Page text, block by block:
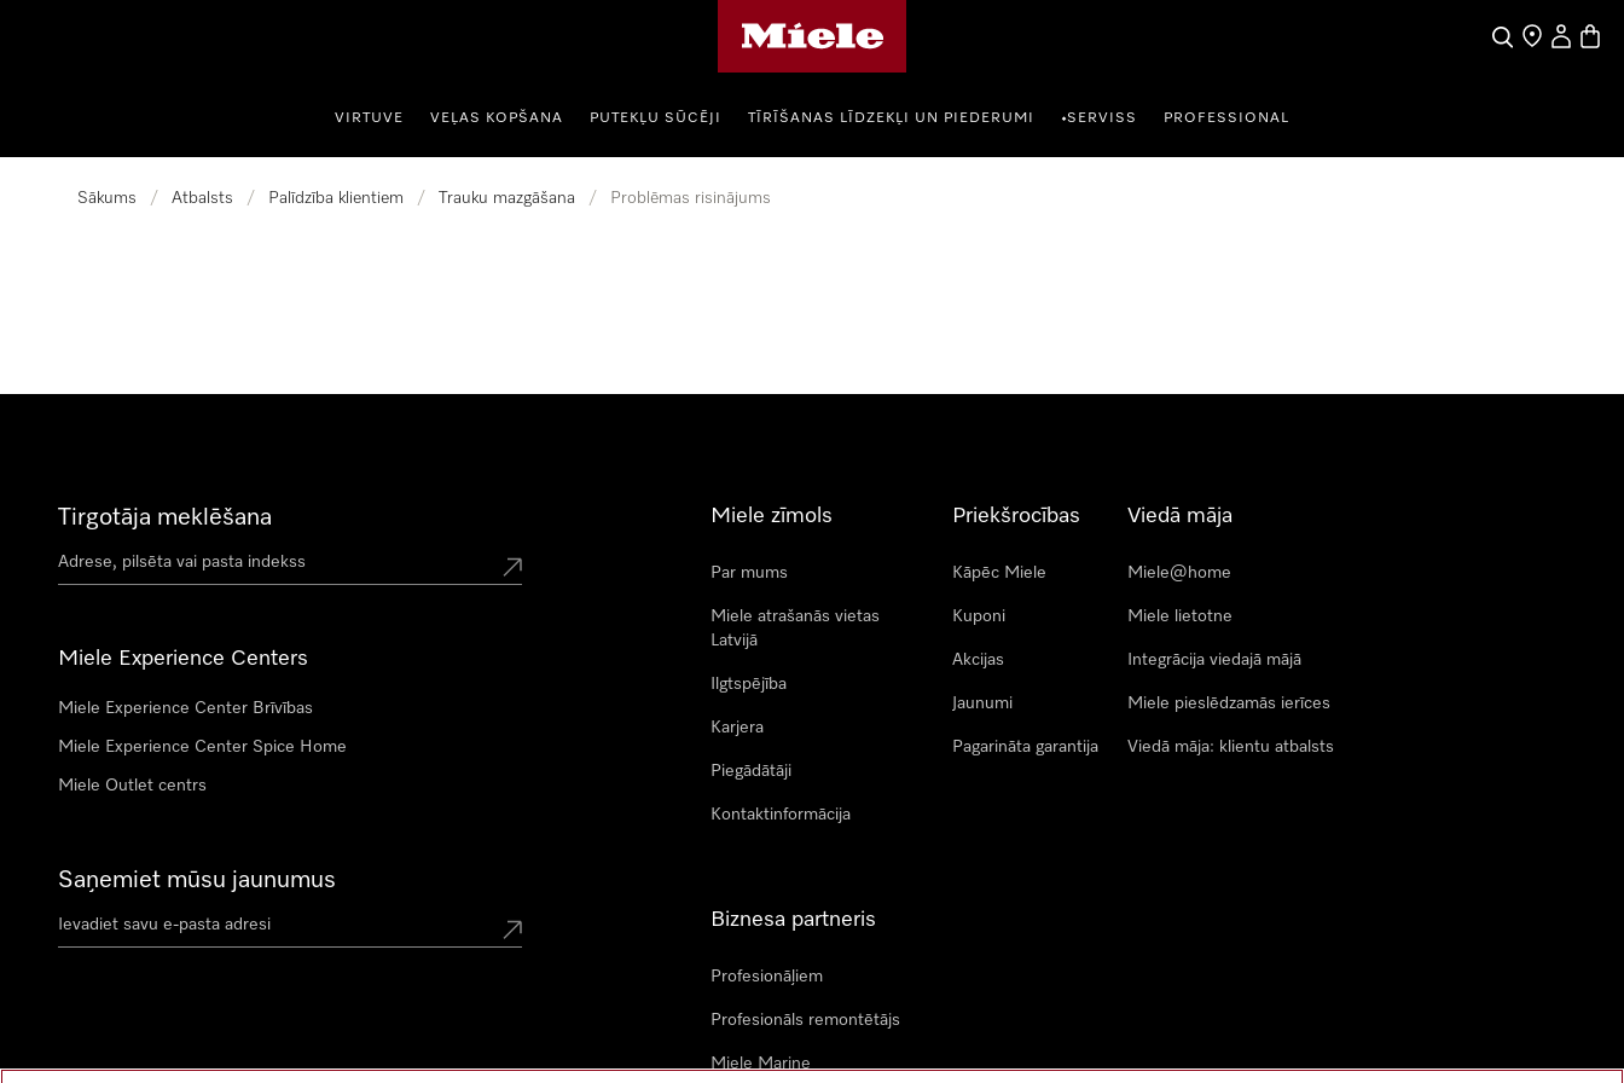
Meklēšana
TirgotājaLietotāja
VIRTUVE VEĻAS KOPŠANA PUTEKĻU SŪCĒJI TĪRĪŠANAS LĪDZEKĻI UN PIEDERUMI •SERVISS PROFESSIONAL
Sākums / Atbalsts / Palīdzība klientiem / Trauku mazgāšana / Problēmas risinājums
Tirgotāja meklēšana
Miele Experience Centers
Miele Experience Center Brīvības
Miele Experience Center Spice Home
Miele Outlet centrs
Saņemiet mūsu jaunumus
Miele zīmols
Par mums
Miele atrašanās vietas
Latvijā
Ilgtspējība
Karjera
Piegādātāji
Kontaktinformācija
Priekšrocības
Kāpēc Miele
Kuponi
Akcijas
Jaunumi
Pagarināta garantija
Viedā māja
Miele@home
Miele lietotne
Integrācija viedajā mājā
Miele pieslēdzamās ierīces
Viedā māja: klientu atbalsts
Biznesa partneris
Profesionāļiem
Profesionāls remontētājs
Miele Marine